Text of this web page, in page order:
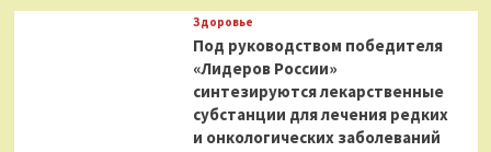
Здоровье
Под руководством победителя
«Лидеров России»
синтезируются лекарственные
субстанции для лечения редких
и онкологических заболеваний